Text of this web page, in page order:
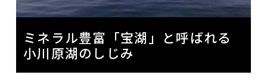
ミネラル豊富「宝湖」と呼ばれる
小川原湖のしじみ